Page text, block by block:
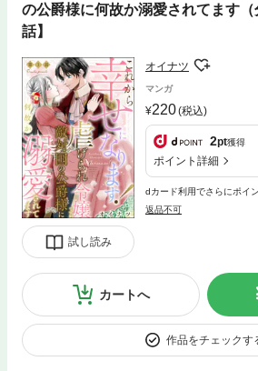
の公爵様に何故か溺愛されてます
話】
試し読み
オイナツ
マンガ
220(税込)
2pt獲得
ポイント詳細
dカード利用でさらにポイ
返品不可
カートへ
作品をチェックす